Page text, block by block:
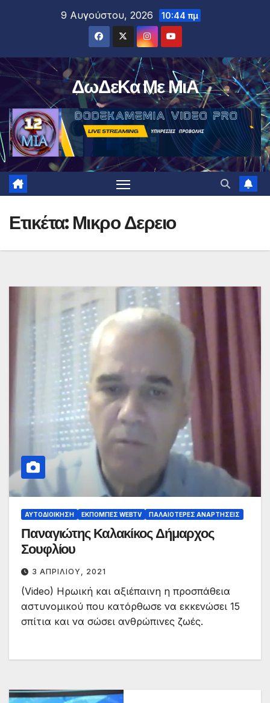
9 Αυγούστου, 2026 10:44 πμ
ΔωΔεΚα Με ΜιΑ
Ετικέτα: Μικρο Δερειο
ΑΥΤΟΔΙΟΊΚΗΣΗ ΕΚΠΟΜΠΈΣ WEBTV ΠΑΛΑΙΟΤΕΡΕΣ ΑΝΑΡΤΗΣΕΙΣ
Παναγιώτης Καλακίκος Δήμαρχος
Σουφλίου
3 ΑΠΡΙΛΊΟΥ, 2021
(Video) Ηρωική και αξιέπαινη η προσπάθεια
αστυνομικού που κατόρθωσε να εκκενώσει 15
σπίτια και να σώσει ανθρώπινες ζωές.